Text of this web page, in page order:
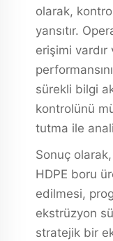
olarak,
yansıtır.
erişimi vardır
sürekli bilgi
kontrolünü
tutma ile
Sonuç olarak,
HDPE boru
edilmesi,
ekstrüzyon
stratejik bir